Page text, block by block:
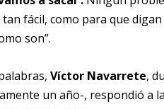
fácil, como para que
son”.
Víctor Navarrete,
un año-, respondió a